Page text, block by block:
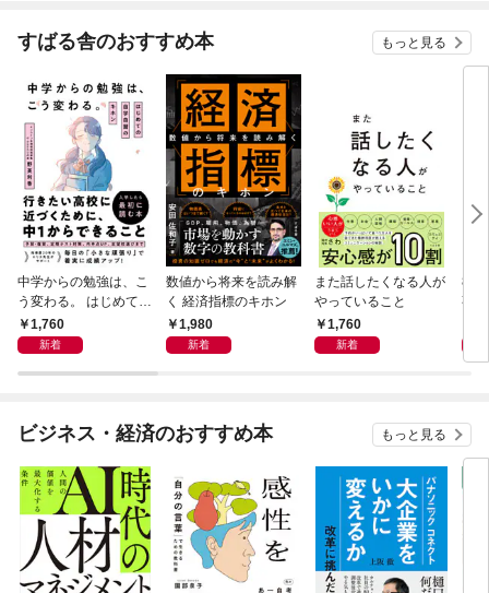
すばる舎のおすすめ本 もっと見る
中学からの勉強は、こ
う変わる。 はじめての
自学自習のキホン
1,760
新着
数値から将来を読み解
く 経済指標のキホン
1,980
新着
また話したくなる人が
やっていること
1,760
新着
83
事
ビジネス・経済のおすすめ本 もっと見る